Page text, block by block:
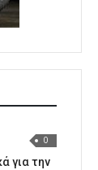
0
για την